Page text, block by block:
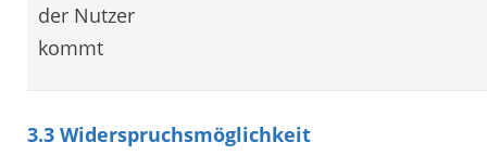
der Nutzer
kommt
3.3 Widerspruchsmöglichkeit